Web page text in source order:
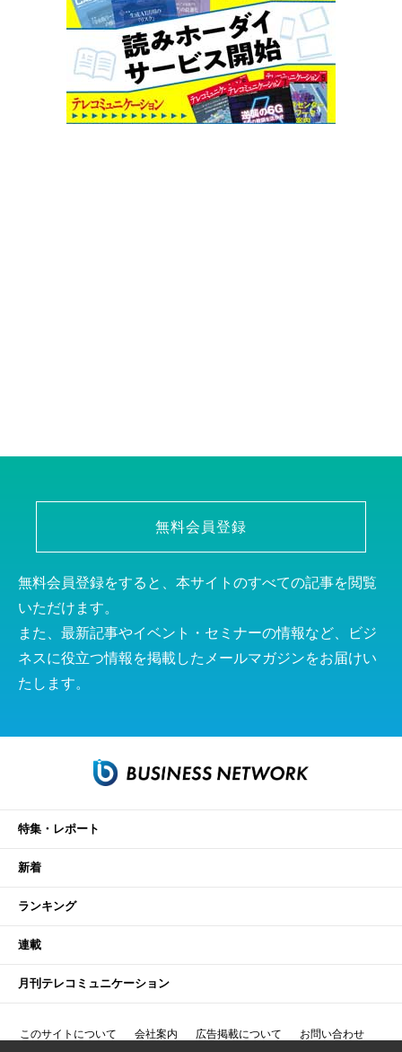
無料会員登録
無料会員登録をすると、本サイトのすべての記事を閲覧
いただけます。
また、最新記事やイベント・セミナーの情報など、ビジ
ネスに役立つ情報を掲載したメールマガジンをお届けい
たします。
特集・レポート
新着
ランキング
連載
月刊テレコミュニケーション
このサイトについて 会社案内 広告掲載について お問い合わせ